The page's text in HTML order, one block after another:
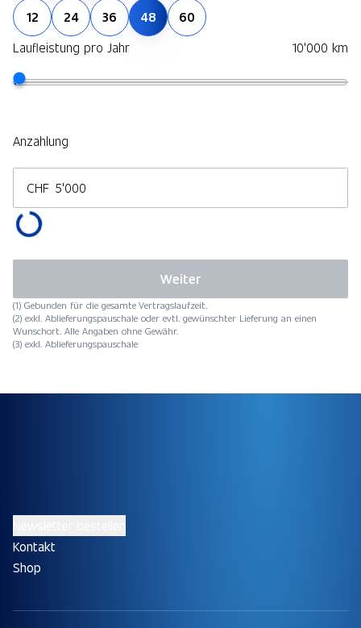
12 24 36 48
60
Laufleistung pro Jahr
10'000 km
Anzahlung
CHF
(1) Gebunden für die gesamte Vertragslaufzeit.
(2) exkl. Ablieferungspauschale oder evtl. gewünschter Lieferung an einen
Wunschort. Alle Angaben ohne Gewähr.
(3) exkl. Ablieferungspauschale
Weiter
Kontakt
Shop